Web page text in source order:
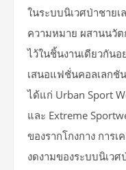
ในระบบนิเวศป่าชาย
ความหมาย ผสานนวัต
ไว้ในชิ้นงานเดียวกัน
เสนอแฟชั่นคอลเลกชั
ได้แก่ Urban Sport
และ Extreme
ของรากโกงกาง การ
งดงามของระบบนิเว